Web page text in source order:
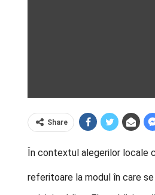
Share
În contextul alegerilor locale
referitoare la modul în care